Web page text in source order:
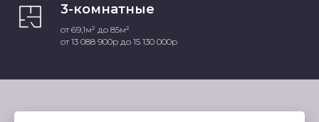
3-комнатные
от 69,1м² до 85м²
от 13 088 900р до 15 130 000р